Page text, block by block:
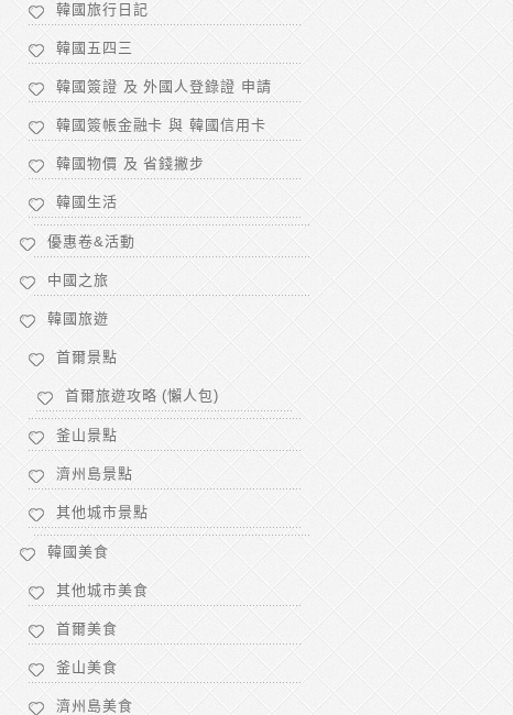
韓國旅行日記
韓國五四三
韓國簽證 及 外國人登錄證 申請
韓國簽帳金融卡 與 韓國信用卡
韓國物價 及 省錢撇步
韓國生活
優惠卷&活動
中國之旅
韓國旅遊
首爾景點
首爾旅遊攻略 (懶人包)
釜山景點
濟州島景點
其他城市景點
韓國美食
其他城市美食
首爾美食
釜山美食
濟州島美食